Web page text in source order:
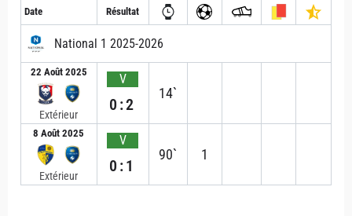
Date Résultat
National 1 2025-2026
22 Août 2025
Extérieur
V
0:2
14`
8 Août 2025
Extérieur
V
0:1
90` 1